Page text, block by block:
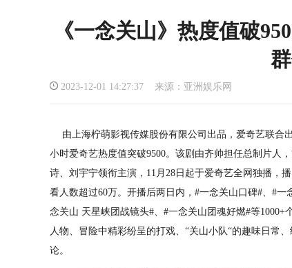
《一念关山》热度值破
2023-12-01 14:27:37 来源：亚洲娱乐网
由上海柠萌影视传媒股份有限公司出品，爱奇艺联合
小时爱奇艺热度值突破9500。该剧由齐帅担任总制片人
诗、刘宇宁领衔主演，11月28日起于爱奇艺全网独播，
看人数超过60万。开播后两日内，#一念关山口碑#、#
念关山 天星峡团战镜头#、#一念关山团魂好燃#等
人物、冒险中精彩纷呈的打戏、“关山小队“的趣味日常
论。